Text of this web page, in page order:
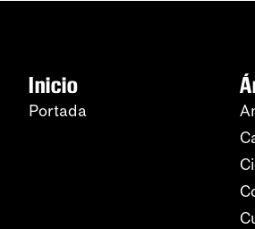
Inicio
Portada